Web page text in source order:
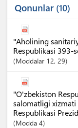
Qonunlar 10
"Aholining
Respublikasi 393-
Moddalar 12, 29
"O'zbekiston
salomatligi
Respublikasi
Modda 4